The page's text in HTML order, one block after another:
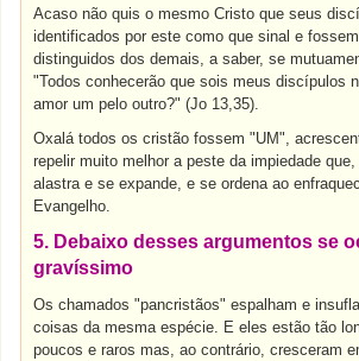
Acaso não quis o mesmo Cristo que seus
identificados por este como que sinal e
distinguidos dos demais, a saber, se
"Todos conhecerão que sois meus discípulos
amor um pelo outro?" (Jo 13,35).
Oxalá todos os cristão fossem "UM",
repelir muito melhor a peste da impiedade
alastra e se expande, e se ordena ao
Evangelho.
5. Debaixo desses argumentos se
gravíssimo
Os chamados "pancristãos" espalham e
coisas da mesma espécie. E eles estão tão
poucos e raros mas, ao contrário, cresceram